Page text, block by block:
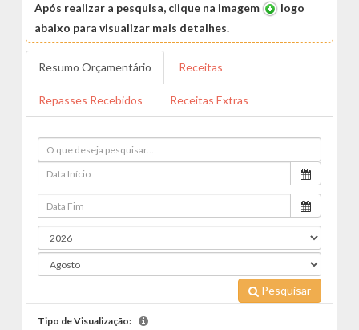
Após realizar a pesquisa, clique na imagem
logo
abaixo para visualizar mais detalhes.
Resumo Orçamentário Receitas
Repasses Recebidos Receitas Extras
Pesquisar
Tipo de Visualização: